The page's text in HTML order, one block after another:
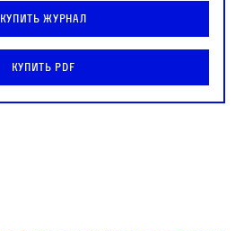
Купить журнал
Купить PDF